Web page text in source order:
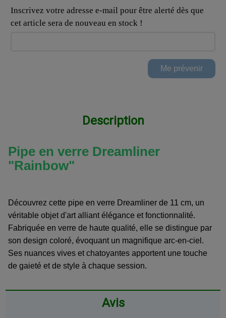
Inscrivez votre adresse e-mail pour être alerté dès que
cet article sera de nouveau en stock !
Description
Pipe en verre Dreamliner
"Rainbow"
Découvrez cette pipe en verre Dreamliner de 11 cm, un
véritable objet d'art alliant élégance et fonctionnalité.
Fabriquée en verre de haute qualité, elle se distingue par
son design coloré, évoquant un magnifique arc-en-ciel.
Ses nuances vives et chatoyantes apportent une touche
de gaieté et de style à chaque session.
Avis